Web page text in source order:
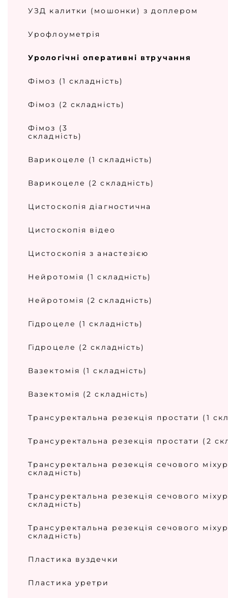
УЗД калитки (мошонки) з доплером
Урофлоуметрія
Урологічні оперативні втручання
Фімоз (1 складність)
Фімоз (2 складність)
Фімоз (3
складність)
Варикоцеле (1 складність)
Варикоцеле (2 складність)
Цистоскопія діагностична
Цистоскопія відео
Цистоскопія з анастезією
Нейротомія (1 складність)
Нейротомія (2 складність)
Гідроцеле (1 складність)
Гідроцеле (2 складність)
Вазектомія (1 складність)
Вазектомія (2 складність)
Трансуректальна резекція простати (1
Трансуректальна резекція простати (2
Трансуректальна резекція сечового
складність)
Трансуректальна резекція сечового
складність)
Трансуректальна резекція сечового
складність)
Пластика вуздечки
Пластика уретри